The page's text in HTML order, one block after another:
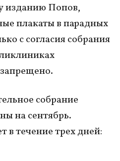
изданию Попов,
плакаты в парадных
с согласия собрания
собрание
на сентябрь.
в течение трех дней: